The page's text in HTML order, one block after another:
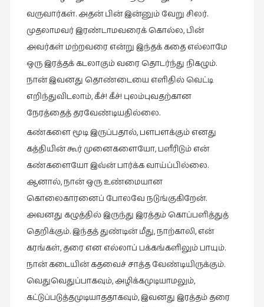
வருவார்கள். அதன் பின் இன்னும் வேறு சிலர்.
முதலாமவர் இரண்டாமவரைக் கொல்ல, பின்
அவர்கள் மற்றவரை என்று இந்தக் கதை எல்லாமே
ஒரு இரத்தக் கடலாகும் வரை தொடர்ந்து நிகழும்.
நான் இவனது தொண்டையை எளிதில் வெட்டி
எறிந்துவிடலாம், கீச்! கீச்! புலம்புவதற்கான
நேரத்தைத் தரவேண்டியதில்லை.
கண்களை மூடி இருப்பதால், பளபளக்கும் எனது
கத்தியின் கூர் முனைகளையோ, பளீரிடும் என்
கண்களையோ இவ்ன் பார்க்க வாய்ப்பில்லை.
ஆனால், நான் ஒரு உண்மையான
கொலைகாரனைப் போலவே நடுங்குகிறேன்.
அவனது கழுத்தில் இருந்து இரத்தம் கொப்பளித்துத்
தெறிக்கும். இந்தத் துண்டின் மீது, நாற்காலி, என்
கரங்கள், தரை என எல்லாப் பக்கங்களிலும் பாயும்.
நான் கடையின் கதவைச் சாத்த வேண்டியிருக்கும்.
வெதுவெதுப்பாகவும், அழிக்கமுடியாமலும்,
கட்டுப்படுத்தமுடியாததாகவும், இவனது இரத்தம் தரை